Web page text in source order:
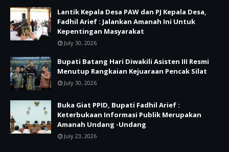
Lantik Kepala Desa PAW dan PJ Kepala Desa,
Fadhil Arief : Jalankan Amanah Ini Untuk
Kepentingan Masyarakat
July 30, 2026
Bupati Batang Hari Diwakili Asisten III Resmi
Menutup Rangkaian Kejuaraan Pencak Silat
July 30, 2026
Buka Giat PPID, Bupati Fadhil Arief :
Keterbukaan Informasi Publik Merupakan
Amanah Undang -Undang
July 23, 2026